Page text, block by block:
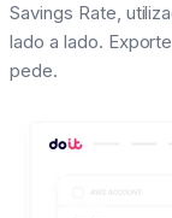
Savings Rate,
lado a lado.
pede.